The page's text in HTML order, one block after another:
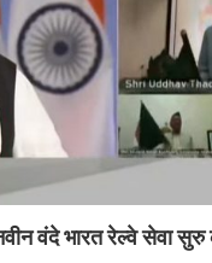
वंदे भारत रेल्वे सेवा